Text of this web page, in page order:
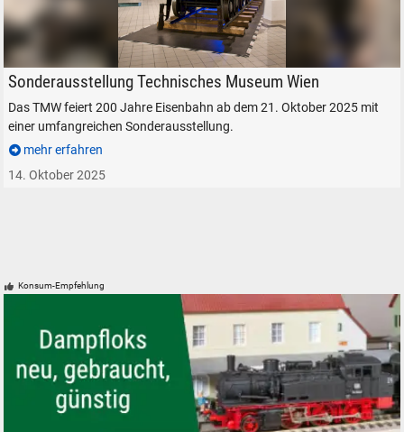
Technisches Museum Wien, im Sommer 2020.
Sonderausstellung Technisches Museum Wien
Das TMW feiert 200 Jahre Eisenbahn ab dem 21. Oktober 2025 mit
einer umfangreichen Sonderausstellung.
mehr erfahren
14. Oktober 2025
Konsum-Empfehlung